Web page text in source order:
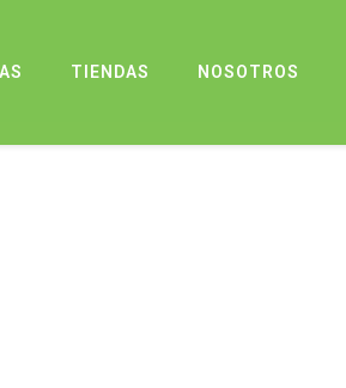
TIENDAS NOSOTROS